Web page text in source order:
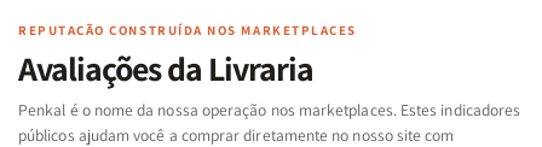
Famílias
Bíblia
-
Penkal
Famílias
da
Bíblia
-
Penkal
de
REPUTAÇÃO CONSTRUÍDA NOS MARKETPLACES
Avaliações da Livraria
Penkal é o nome da nossa operação nos marketplaces. Estes indicadores
públicos ajudam você a comprar diretamente no nosso site com